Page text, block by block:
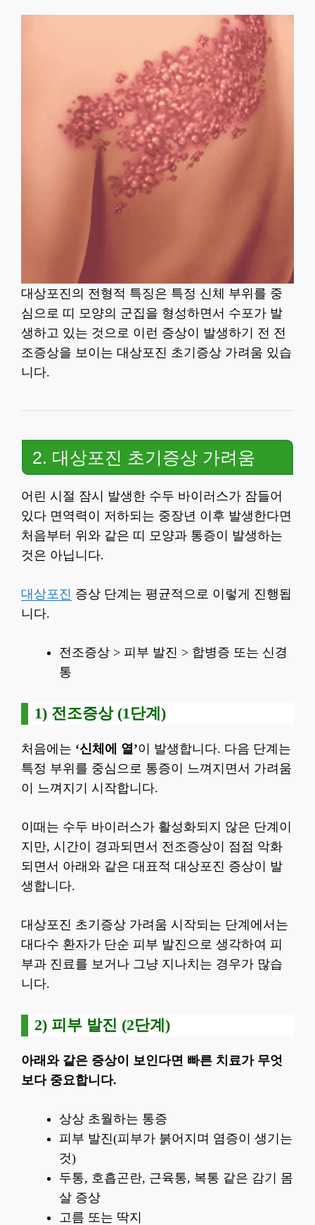
대상포진의 전형적 특징은 특정 신체 부위를 중
심으로 띠 모양의 군집을 형성하면서 수포가 발
생하고 있는 것으로 이런 증상이 발생하기 전 전
조증상을 보이는 대상포진 초기증상 가려움 있습
니다.
2. 대상포진 초기증상 가려움
어린 시절 잠시 발생한 수두 바이러스가 잠들어
있다 면역력이 저하되는 중장년 이후 발생한다면
처음부터 위와 같은 띠 모양과 통증이 발생하는
것은 아닙니다.
대상포진 증상 단계는 평균적으로 이렇게 진행됩
니다.
전조증상 > 피부 발진 > 합병증 또는 신경
통
1) 전조증상 (1단계)
처음에는 ‘신체에 열’이 발생합니다. 다음 단계는
특정 부위를 중심으로 통증이 느껴지면서 가려움
이 느껴지기 시작합니다.
이때는 수두 바이러스가 활성화되지 않은 단계이
지만, 시간이 경과되면서 전조증상이 점점 악화
되면서 아래와 같은 대표적 대상포진 증상이 발
생합니다.
대상포진 초기증상 가려움 시작되는 단계에서는
대다수 환자가 단순 피부 발진으로 생각하여 피
부과 진료를 보거나 그냥 지나치는 경우가 많습
니다.
2) 피부 발진 (2단계)
아래와 같은 증상이 보인다면 빠른 치료가 무엇
보다 중요합니다.
상상 초월하는 통증
피부 발진(피부가 붉어지며 염증이 생기는
것)
두통, 호흡곤란, 근육통, 복통 같은 감기 몸
살 증상
고름 또는 딱지